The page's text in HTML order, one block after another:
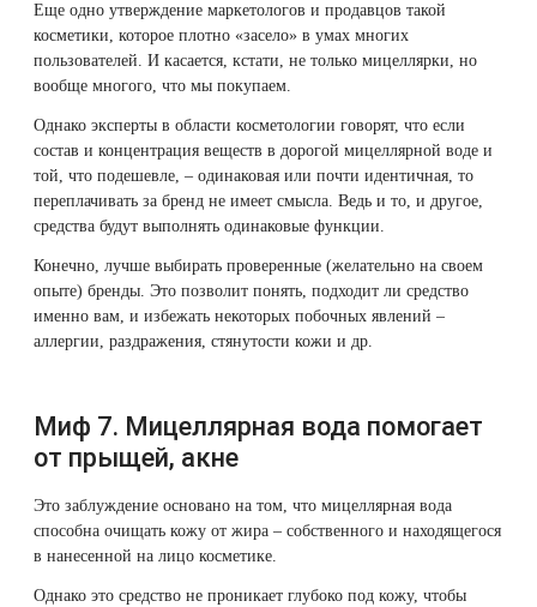
Еще одно утверждение маркетологов и продавцов такой
косметики, которое плотно «засело» в умах многих
пользователей. И касается, кстати, не только мицеллярки, но
вообще многого, что мы покупаем.
Однако эксперты в области косметологии говорят, что если
состав и концентрация веществ в дорогой мицеллярной воде и
той, что подешевле, – одинаковая или почти идентичная, то
переплачивать за бренд не имеет смысла. Ведь и то, и другое,
средства будут выполнять одинаковые функции.
Конечно, лучше выбирать проверенные (желательно на своем
опыте) бренды. Это позволит понять, подходит ли средство
именно вам, и избежать некоторых побочных явлений –
аллергии, раздражения, стянутости кожи и др.
Миф 7. Мицеллярная вода помогает
от прыщей, акне
Это заблуждение основано на том, что мицеллярная вода
способна очищать кожу от жира – собственного и находящегося
в нанесенной на лицо косметике.
Однако это средство не проникает глубоко под кожу, чтобы